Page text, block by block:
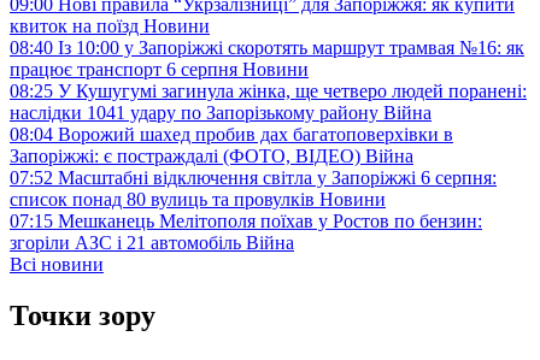
квиток на поїзд Новини
08:40 Із 10:00 у Запоріжжі скоротять маршрут трамвая №16: як
працює транспорт 6 серпня Новини
08:25 У Кушугумі загинула жінка, ще четверо людей поранені:
наслідки 1041 удару по Запорізькому району Війна
08:04 Ворожий шахед пробив дах багатоповерхівки в
Запоріжжі: є постраждалі (ФОТО, ВІДЕО) Війна
07:52 Масштабні відключення світла у Запоріжжі 6 серпня:
список понад 80 вулиць та провулків Новини
07:15 Мешканець Мелітополя поїхав у Ростов по бензин:
згоріли АЗС і 21 автомобіль Війна
Всі новини
Точки зору